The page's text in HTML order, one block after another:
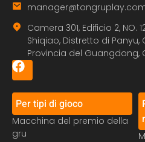
Camera 301, Edificio 2, NO.
Shiqiao, Distretto di
Provincia del Guangdong,
Per tipi di gioco
Macchina del premio della
gru